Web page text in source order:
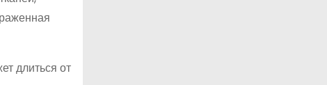
длиться от